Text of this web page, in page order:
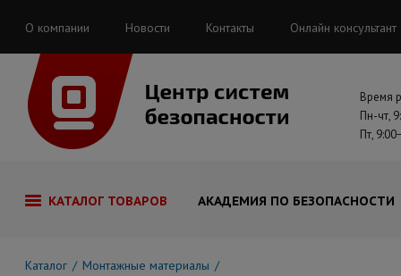
О компании Новости Контакты Онлайн консультант
Время
Пн-чт,
Пт,
КАТАЛОГ ТОВАРОВ АКАДЕМИЯ ПО БЕЗОПАСНОСТИ
Каталог Монтажные материалы